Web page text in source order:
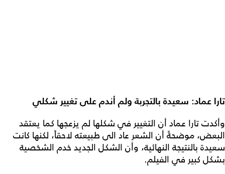
تارا عماد: سعيدة بالتجربة ولم أندم على تغيير شكلي
وأكدت تارا عماد أن التغيير في شكلها لم يزعجها كما يعتقد
البعض، موضحةً أن الشعر عاد الى طبيعته لاحقاً، لكنها كانت
سعيدة بالنتيجة النهائية، وأن الشكل الجديد خدم الشخصية
بشكل كبير في الفيلم.